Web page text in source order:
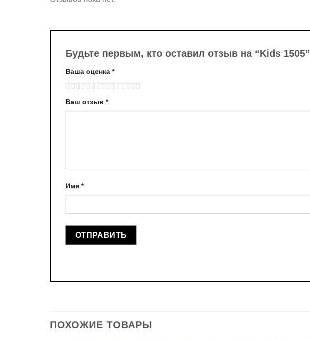
Будьте первым, кто оставил отзыв на “Kids 1505”
Ваша оценка *
Ваш отзыв *
Имя *
ПОХОЖИЕ ТОВАРЫ